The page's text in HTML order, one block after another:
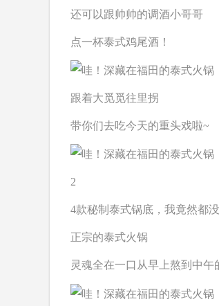
还可以跟帅帅的调酒小哥哥
点一杯泰式鸡尾酒！
跟着大觅觅往里拐
带你们去吃今天的重头戏啦~
2
4款秘制泰式锅底，我竟然都
正宗的泰式火锅
灵魂全在一口从早上熬到中午